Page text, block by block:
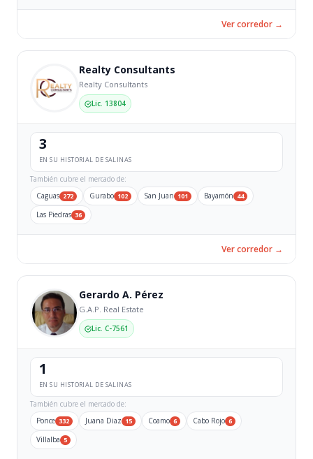
Ver corredor →
Realty Consultants
Realty Consultants
Lic. 13804
3
EN SU HISTORIAL DE SALINAS
También cubre el mercado de:
Caguas 272 Gurabo 102 San Juan 101 Bayamón 44
Las Piedras 36
Ver corredor →
Gerardo A. Pérez
G.A.P. Real Estate
Lic. C-7561
1
EN SU HISTORIAL DE SALINAS
También cubre el mercado de:
Ponce 332 Juana Diaz 15 Coamo 6 Cabo Rojo 6
Villalba 5